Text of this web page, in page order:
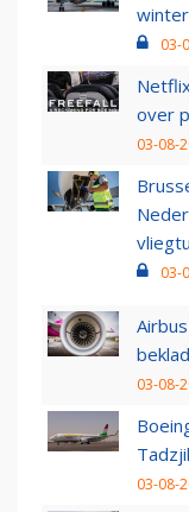
03-
over
03-08-
03-
03-08-
03-08-